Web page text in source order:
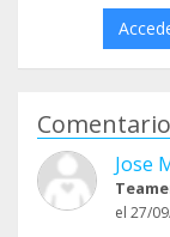
Comentario
Jose
el 27/